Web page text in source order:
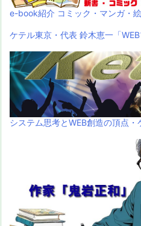
e-book紹介 コミック・マンガ・
ケテル東京・代表 鈴木恵一「WEB
システム思考とWEB創造の頂点・